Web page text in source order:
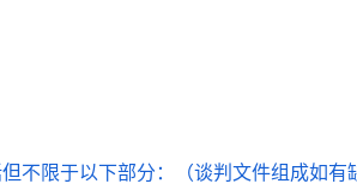
不限于以下部分：（谈判文件组成如